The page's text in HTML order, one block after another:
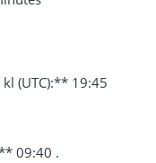
(UTC):** 19:45
09:40 .